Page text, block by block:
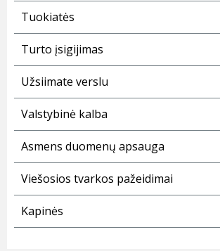
Tuokiatės
Turto įsigijimas
Užsiimate verslu
Valstybinė kalba
Asmens duomenų apsauga
Viešosios tvarkos pažeidimai
Kapinės